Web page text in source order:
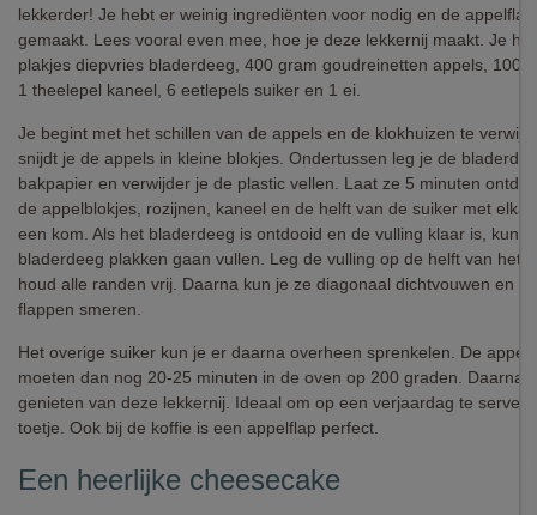
lekkerder! Je hebt er weinig ingrediënten voor nodig en de
gemaakt. Lees vooral even mee, hoe je deze lekkernij maakt. Je
plakjes diepvries bladerdeeg, 400 gram goudreinetten appels, 100
1 theelepel kaneel, 6 eetlepels suiker en 1 ei.
Je begint met het schillen van de appels en de klokhuizen te
snijdt je de appels in kleine blokjes. Ondertussen leg je de
bakpapier en verwijder je de plastic vellen. Laat ze 5 minuten
de appelblokjes, rozijnen, kaneel en de helft van de suiker met
een kom. Als het bladerdeeg is ontdooid en de vulling klaar is, kun
bladerdeeg plakken gaan vullen. Leg de vulling op de helft van het
houd alle randen vrij. Daarna kun je ze diagonaal dichtvouwen en
flappen smeren.
Het overige suiker kun je er daarna overheen sprenkelen. De
moeten dan nog 20-25 minuten in de oven op 200 graden. Daarna
genieten van deze lekkernij. Ideaal om op een verjaardag te
toetje. Ook bij de koffie is een appelflap perfect.
Een heerlijke cheesecake